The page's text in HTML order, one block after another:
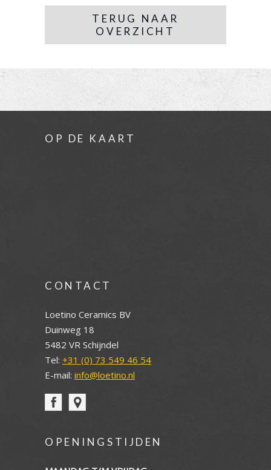
TERUG NAAR
OVERZICHT
OP DE KAART
CONTACT
Loetino Ceramics BV
Duinweg 18
5482 VR Schijndel
Tel: +31 (0) 73 549 46 54
E-mail: info@loetino.nl
OPENINGSTIJDEN